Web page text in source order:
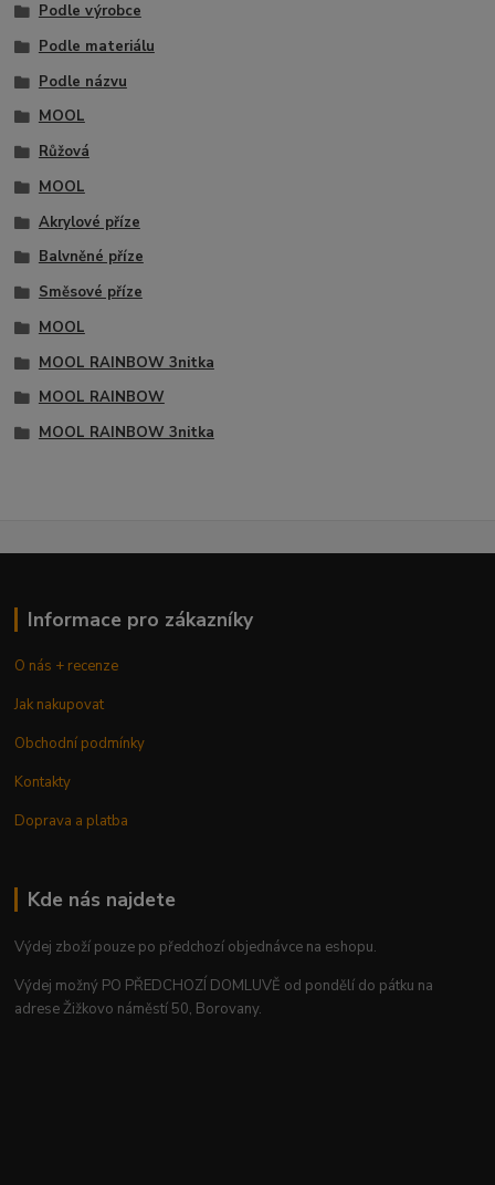
Podle výrobce
Podle materiálu
Podle názvu
MOOL
Růžová
MOOL
Akrylové příze
Balvněné příze
Směsové příze
MOOL
MOOL RAINBOW 3nitka
MOOL RAINBOW
MOOL RAINBOW 3nitka
Informace pro zákazníky
O nás + recenze
Jak nakupovat
Obchodní podmínky
Kontakty
Doprava a platba
Kde nás najdete
Výdej zboží pouze po předchozí objednávce na eshopu.
Výdej možný PO PŘEDCHOZÍ DOMLUVĚ od pondělí do pátku na
adrese Žižkovo náměstí 50, Borovany.